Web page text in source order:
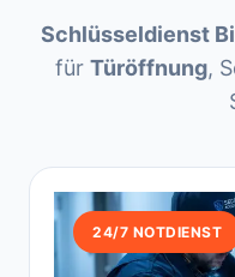
Schlüsseldienst
für Türöffnung,
24/7 NOTDIENST